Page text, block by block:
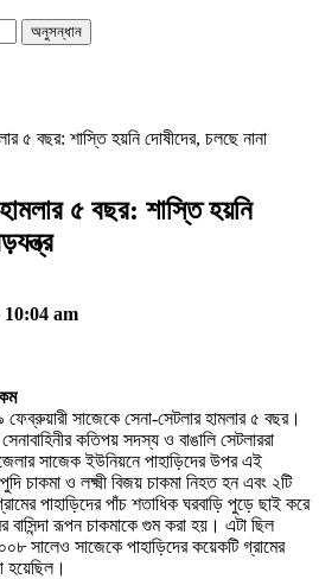
৫ বছর: শাস্তি হয়নি দোষীদের, চলছে নানা
৫ বছর: শাস্তি হয়নি
am
সাজেকে সেনা-সেটলার হামলার ৫ বছর।
কতিপয় সদস্য ও বাঙালি সেটলাররা
সাজেক ইউনিয়নে পাহাড়িদের উপর এই
চাকমা ও লক্ষ্মী বিজয় চাকমা নিহত হন এবং ২টি
পাহাড়িদের পাঁচ শতাধিক ঘরবাড়ি পুড়ে ছাই করে
বাসিন্দা রূপন চাকমাকে গুম করা হয়। এটা ছিল
সালেও সাজেকে পাহাড়িদের কয়েকটি গ্রামের
হয়েছিল।